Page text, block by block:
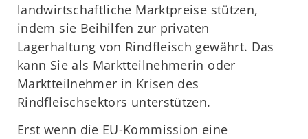
landwirtschaftliche Marktpreise stützen,
indem sie Beihilfen zur privaten
Lagerhaltung von Rindfleisch gewährt. Das
kann Sie als Marktteilnehmerin oder
Marktteilnehmer in Krisen des
Rindfleischsektors unterstützen.
Erst wenn die EU-Kommission eine